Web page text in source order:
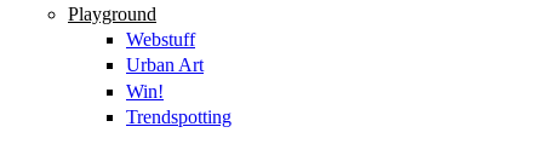
Playground
Webstuff
Urban Art
Win!
Trendspotting